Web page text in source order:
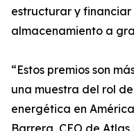
estructurar y financiar
almacenamiento a
“Estos premios son
una muestra del rol
energética en